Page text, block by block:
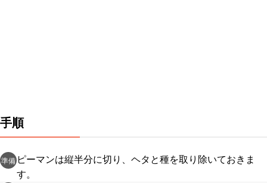
手順
準備 ピーマンは縦半分に切り、ヘタと種を取り除いておきま
す。